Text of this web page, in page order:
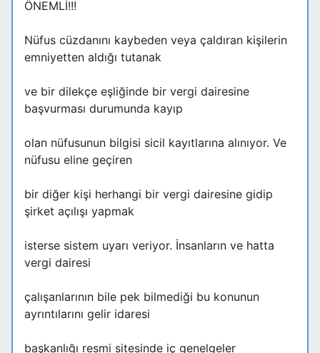
ÖNEMLİ!!!
Nüfus cüzdanını kaybeden veya çaldıran kişilerin
emniyetten aldığı tutanak
ve bir dilekçe eşliğinde bir vergi dairesine
başvurması durumunda kayıp
olan nüfusunun bilgisi sicil kayıtlarına alınıyor. Ve
nüfusu eline geçiren
bir diğer kişi herhangi bir vergi dairesine gidip
şirket açılışı yapmak
isterse sistem uyarı veriyor. İnsanların ve hatta
vergi dairesi
çalışanlarının bile pek bilmediği bu konunun
ayrıntılarını gelir idaresi
başkanlığı resmi sitesinde iç genelgeler